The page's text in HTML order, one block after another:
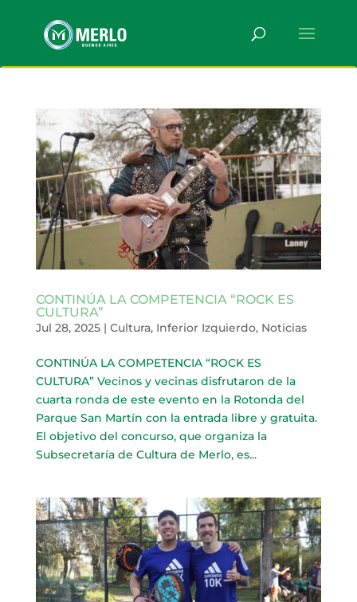
CONTINÚA LA COMPETENCIA “ROCK ES
CULTURA”
Jul 28, 2025| Cultura, Inferior Izquierdo, Noticias
CONTINÚA LA COMPETENCIA “ROCK ES
CULTURA” Vecinos y vecinas disfrutaron de la
cuarta ronda de este evento en la Rotonda del
Parque San Martín con la entrada libre y gratuita.
El objetivo del concurso, que organiza la
Subsecretaría de Cultura de Merlo, es...